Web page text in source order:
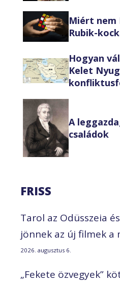
Miért nem
Rubik-
Hogyan
Kelet
A
családok
FRISS
Tarol az Odüsszeia
jönnek az új filmek a
2026. augusztus 6.
„Fekete özvegyek”